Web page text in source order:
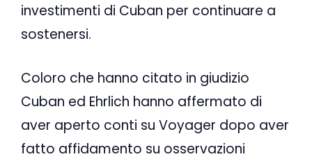
investimenti di Cuban per continuare a
sostenersi.
Coloro che hanno citato in giudizio
Cuban ed Ehrlich hanno affermato di
aver aperto conti su Voyager dopo aver
fatto affidamento su osservazioni